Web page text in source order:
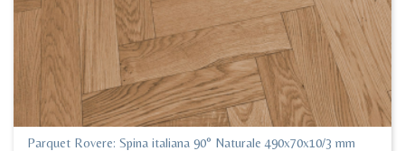
Parquet Rovere: Spina italiana 90° Naturale 490x70x10/3 mm